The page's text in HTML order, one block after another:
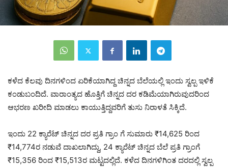
ಕಳೆದ ಕೆಲವು ದಿನಗಳಿಂದ ಏರಿಕೆಯಾಗಿದ್ದ ಚಿನ್ನದ ಬೆಲೆಯಲ್ಲಿ ಇಂದು ಸ್ವಲ್ಪ ಇಳಿಕೆ
ಕಂಡುಬಂದಿದೆ. ವಾರಾಂತ್ಯದ ಹೊತ್ತಿಗೆ ಚಿನ್ನದ ದರ ಕಡಿಮೆಯಾಗಿರುವುದರಿಂದ
ಆಭರಣ ಖರೀದಿ ಮಾಡಲು ಕಾಯುತ್ತಿದ್ದವರಿಗೆ ತುಸು ನಿರಾಳತೆ ಸಿಕ್ಕಿದೆ.
ಇಂದು 22 ಕ್ಯಾರೆಟ್ ಚಿನ್ನದ ದರ ಪ್ರತಿ ಗ್ರಾಂ ಗೆ ಸುಮಾರು ₹14,625 ರಿಂದ
₹14,774ರ ನಡುವೆ ದಾಖಲಾಗಿದ್ದು, 24 ಕ್ಯಾರೆಟ್ ಚಿನ್ನದ ಬೆಲೆ ಪ್ರತಿ ಗ್ರಾಂಗೆ
₹15,356 ರಿಂದ ₹15,513ರ ಮಟ್ಟದಲ್ಲಿದೆ. ಕಳೆದ ದಿನಗಳಿಗಿಂತ ದರದಲ್ಲಿ ಸ್ವಲ್ಪ